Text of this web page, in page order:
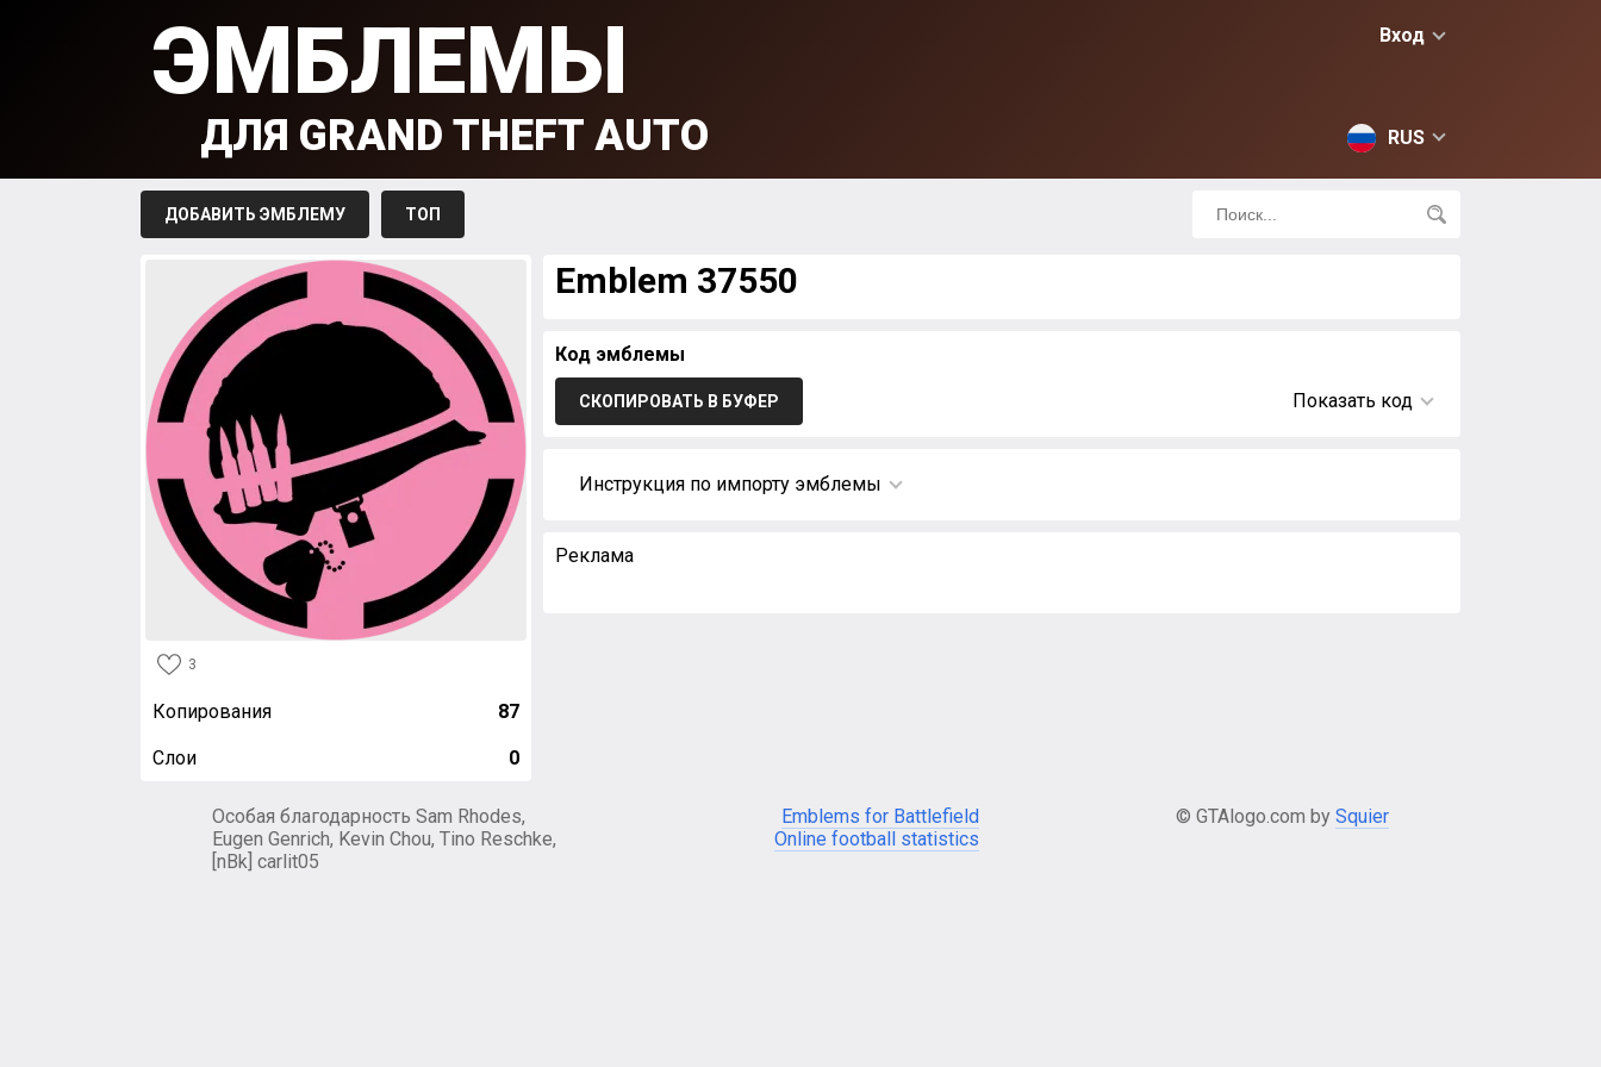
Вход
RUS
ЭМБЛЕМЫ
ДЛЯ GRAND THEFT AUTO
ДОБАВИТЬ ЭМБЛЕМУ ТОП
3
Копирования 87
Слои 0
Emblem 37550
Код эмблемы
СКОПИРОВАТЬ В БУФЕР Показать код
Инструкция по импорту эмблемы
Реклама
Особая благодарность Sam Rhodes,
Eugen Genrich, Kevin Chou, Tino Reschke,
[nBk] carlit05
Emblems for Battlefield
Online football statistics
© GTAlogo.com by Squier